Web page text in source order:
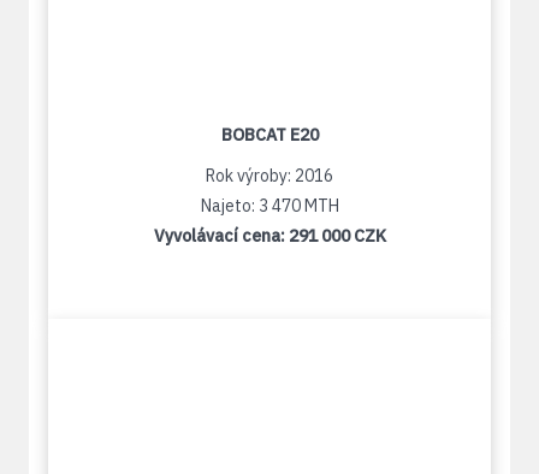
BOBCAT E20
Rok výroby: 2016
Najeto: 3 470 MTH
Vyvolávací cena: 291 000 CZK